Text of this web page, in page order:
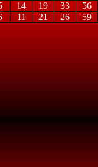
14 19 33
56
11 21 26 59